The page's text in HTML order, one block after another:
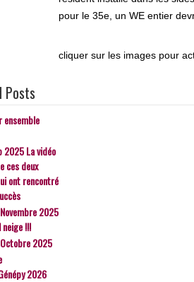
pour le 35e, un WE entier
cliquer sur les images pour
Posts
ensemble
2025 La vidéo
ces deux
ont rencontré
2025
neige !!!
2025
2026